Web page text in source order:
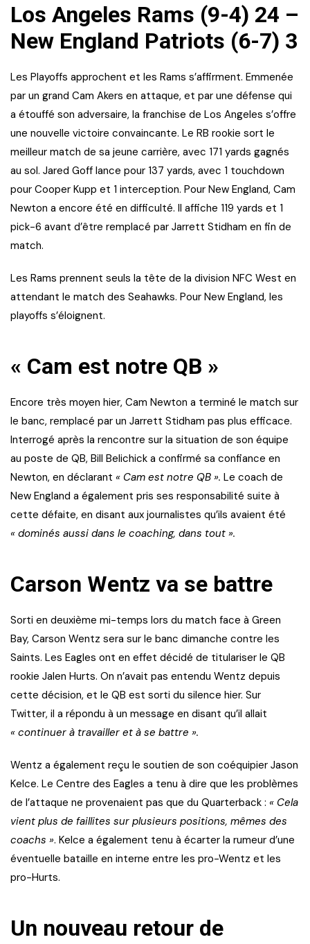
Los Angeles Rams (9-4) 24 –
New England Patriots (6-7) 3
Les Playoffs approchent et les Rams s’affirment. Emmenée
par un grand Cam Akers en attaque, et par une défense qui
a étouffé son adversaire, la franchise de Los Angeles s’offre
une nouvelle victoire convaincante. Le RB rookie sort le
meilleur match de sa jeune carrière, avec 171 yards gagnés
au sol. Jared Goff lance pour 137 yards, avec 1 touchdown
pour Cooper Kupp et 1 interception. Pour New England, Cam
Newton a encore été en difficulté. Il affiche 119 yards et 1
pick-6 avant d’être remplacé par Jarrett Stidham en fin de
match.
Les Rams prennent seuls la tête de la division NFC West en
attendant le match des Seahawks. Pour New England, les
playoffs s’éloignent.
« Cam est notre QB »
Encore très moyen hier, Cam Newton a terminé le match sur
le banc, remplacé par un Jarrett Stidham pas plus efficace.
Interrogé après la rencontre sur la situation de son équipe
au poste de QB, Bill Belichick a confirmé sa confiance en
Newton, en déclarant « Cam est notre QB ». Le coach de
New England a également pris ses responsabilité suite à
cette défaite, en disant aux journalistes qu’ils avaient été
« dominés aussi dans le coaching, dans tout ».
Carson Wentz va se battre
Sorti en deuxième mi-temps lors du match face à Green
Bay, Carson Wentz sera sur le banc dimanche contre les
Saints. Les Eagles ont en effet décidé de titulariser le QB
rookie Jalen Hurts. On n’avait pas entendu Wentz depuis
cette décision, et le QB est sorti du silence hier. Sur
Twitter, il a répondu à un message en disant qu’il allait
« continuer à travailler et à se battre ».
Wentz a également reçu le soutien de son coéquipier Jason
Kelce. Le Centre des Eagles a tenu à dire que les problèmes
de l’attaque ne provenaient pas que du Quarterback : « Cela
vient plus de faillites sur plusieurs positions, mêmes des
coachs ». Kelce a également tenu à écarter la rumeur d’une
éventuelle bataille en interne entre les pro-Wentz et les
pro-Hurts.
Un nouveau retour de